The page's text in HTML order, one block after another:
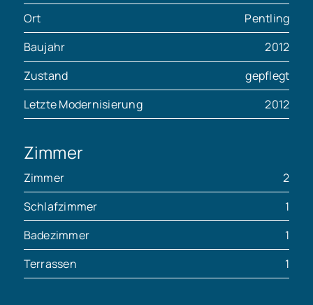
Ort
Pentling
Baujahr
2012
Zustand
gepflegt
Letzte Modernisierung
2012
Zimmer
Zimmer
2
Schlafzimmer
1
Badezimmer
1
Terrassen
1